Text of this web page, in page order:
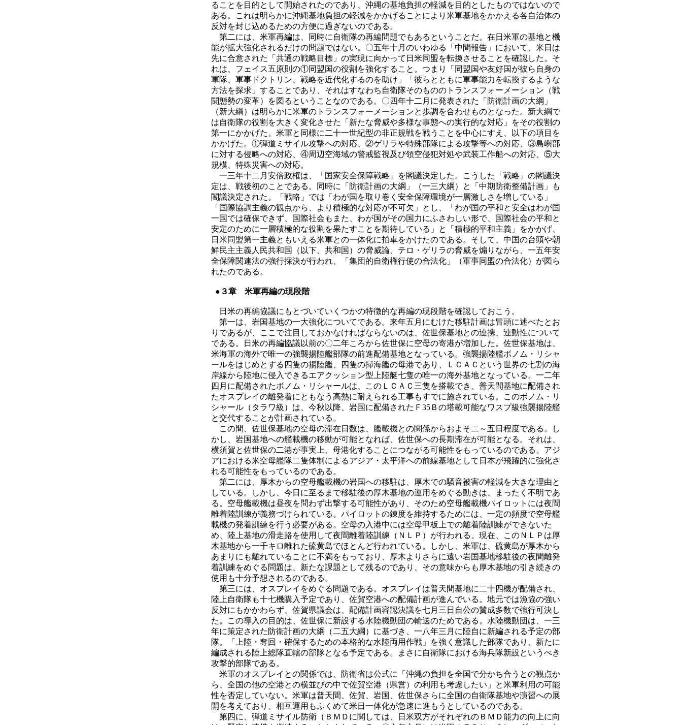
ることを目的として開始されたのであり、沖縄の基地負担の軽減を目的としたものではないので
ある。これは明らかに沖縄基地負担の軽減をかかげることにより米軍基地をかかえる各自治体の
反対を封じ込めるための方便に過ぎないのである。
第二には、米軍再編は、同時に自衛隊の再編問題でもあるということだ。在日米軍の基地と機
能が拡大強化されるだけの問題ではない。〇五年十月のいわゆる「中間報告」において、米日は
先に合意された「共通の戦略目標」の実現に向かって日米同盟を転換させることを確認した。そ
れは、フェイス五原則の①同盟国の役割を強化すること。つまり「同盟国や友好国が彼ら自身の
軍隊、軍事ドクトリン、戦略を近代化するのを助け」「彼らとともに軍事能力を転換するような
方法を探求」することであり、それはすなわち自衛隊そのもののトランスフォーメーション（戦
闘態勢の変革）を図るということなのである。〇四年十二月に発表された「防衛計画の大綱」
（新大綱）は明らかに米軍のトランスフォーメーションと歩調を合わせものとなった。新大綱で
は自衛隊の役割を大きく変化させた「新たな脅威や多様な事態への実行的な対応」をその役割の
第一にかかげた。米軍と同様に二十一世紀型の非正規戦を戦うことを中心にすえ、以下の項目を
かかげた。①弾道ミサイル攻撃への対応、②ゲリラや特殊部隊による攻撃等への対応、③島嶼部
に対する侵略への対応、④周辺空海域の警戒監視及び領空侵犯対処や武装工作船への対応、⑤大
規模、特殊災害への対応。
一三年十二月安倍政権は、「国家安全保障戦略」を閣議決定した。こうした「戦略」の閣議決
定は、戦後初のことである。同時に「防衛計画の大綱」（一三大綱）と「中期防衛整備計画」も
閣議決定された。「戦略」では「わが国を取り巻く安全保障環境が一層激しさを増している」
「国際協調主義の観点から、より積極的な対応が不可欠」とし、「わが国の平和と安全はわが国
一国では確保できず、国際社会もまた、わが国がその国力にふさわしい形で、国際社会の平和と
安定のために一層積極的な役割を果たすことを期待している」と「積極的平和主義」をかかげ、
日米同盟第一主義ともいえる米軍との一体化に拍車をかけたのである。そして、中国の台頭や朝
鮮民主主義人民共和国（以下、共和国）の脅威論、テロ・ゲリラの脅威を煽りながら、一五年安
全保障関連法の強行採決が行われ、「集団的自衛権行使の合法化」（軍事同盟の合法化）が図ら
れたのである。
●３章 米軍再編の現段階
日米の再編協議にもとづいていくつかの特徴的な再編の現段階を確認しておこう。
第一は、岩国基地の一大強化についてである。来年五月にむけた移駐計画は冒頭に述べたとお
りであるが、ここで注目しておかなければならないのは、佐世保基地との連携、連動性について
である。日米の再編協議以前の〇二年ころから佐世保に空母の寄港が増加した。佐世保基地は、
米海軍の海外で唯一の強襲揚陸艦部隊の前進配備基地となっている。強襲揚陸艦ボノム・リシャ
ールをはじめとする四隻の揚陸艦、四隻の掃海艦の母港であり、ＬＣＡＣという世界の七割の海
岸線から陸地に侵入できるエアクッション型上陸艇七隻の唯一の海外基地となっている。一二年
四月に配備されたボノム・リシャールは、このＬＣＡＣ三隻を搭載でき、普天間基地に配備され
たオスプレイの離発着にともなう高熱に耐えられる工事もすでに施されている。このボノム・リ
シャール（タラワ級）は、今秋以降、岩国に配備されたＦ35Ｂの塔載可能なワスプ級強襲揚陸艦
と交代することが計画されている。
この間、佐世保基地の空母の滞在日数は、艦載機との関係からおよそ二～五日程度である。し
かし、岩国基地への艦載機の移動が可能となれば、佐世保への長期滞在が可能となる。それは、
横須賀と佐世保の二港が事実上、母港化することにつながる可能性をもっているのである。アジ
アにおける米空母艦隊二隻体制によるアジア・太平洋への前線基地として日本が飛躍的に強化さ
れる可能性をもっているのである。
第二には、厚木からの空母艦載機の岩国への移駐は、厚木での騒音被害の軽減を大きな理由と
している。しかし、今日に至るまで移駐後の厚木基地の運用をめぐる動きは、まったく不明であ
る。空母艦載機は昼夜を問わず出撃する可能性があり、そのため空母艦載機パイロットには夜間
離着陸訓練が義務づけられている。パイロットの錬度を維持するためには、一定の頻度で空母艦
載機の発着訓練を行う必要がある。空母の入港中には空母甲板上での離着陸訓練ができないた
め、陸上基地の滑走路を使用して夜間離着陸訓練（ＮＬＰ）が行われる。現在、このＮＬＰは厚
木基地から一千キロ離れた硫黄島でほとんど行われている。しかし、米軍は、硫黄島が厚木から
あまりにも離れていることに不満をもっており、厚木よりさらに遠い岩国基地移駐後の夜間離発
着訓練をめぐる問題は、新たな課題として残るのであり、その意味からも厚木基地の引き続きの
使用も十分予想されるのである。
第三には、オスプレイをめぐる問題である。オスプレイは普天間基地に二十四機が配備され、
陸上自衛隊も十七機購入予定であり、佐賀空港への配備計画が進んでいる。地元では漁協の強い
反対にもかかわらず、佐賀県議会は、配備計画容認決議を七月三日自公の賛成多数で強行可決し
た。この導入の目的は、佐世保に新設する水陸機動団の輸送のためである。水陸機動団は、一三
年に策定された防衛計画の大綱（二五大綱）に基づき、一八年三月に陸自に新編される予定の部
隊。「上陸・奪回・確保するための本格的な水陸両用作戦」を強く意識した部隊であり、新たに
編成される陸上総隊直轄の部隊となる予定である。まさに自衛隊における海兵隊新設というべき
攻撃的部隊である。
米軍のオスプレイとの関係では、防衛省は公式に「沖縄の負担を全国で分かち合うとの観点か
ら、全国の他の空港との横並びの中で佐賀空港（県営）の利用も考慮したい」と米軍利用の可能
性を否定していない。米軍は普天間、佐賀、岩国、佐世保さらに全国の自衛隊基地や演習への展
開を考えており、相互運用もふくめて米日一体化が急速に進もうとしているのである。
第四に、弾道ミサイル防衛（ＢＭＤに関しては、日米双方がそれぞれのＢＭＤ能力の向上に向